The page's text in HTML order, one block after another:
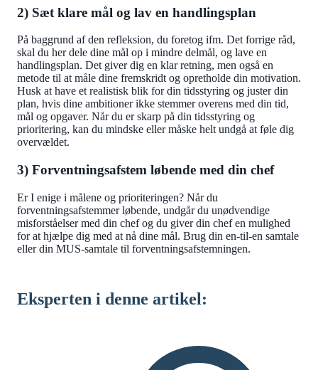
2) Sæt klare mål og lav en handlingsplan
På baggrund af den refleksion, du foretog ifm. Det forrige råd,
skal du her dele dine mål op i mindre delmål, og lave en
handlingsplan. Det giver dig en klar retning, men også en
metode til at måle dine fremskridt og opretholde din motivation.
Husk at have et realistisk blik for din tidsstyring og juster din
plan, hvis dine ambitioner ikke stemmer overens med din tid,
mål og opgaver. Når du er skarp på din tidsstyring og
prioritering, kan du mindske eller måske helt undgå at føle dig
overvældet.
3) Forventningsafstem løbende med din chef
Er I enige i målene og prioriteringen? Når du
forventningsafstemmer løbende, undgår du unødvendige
misforståelser med din chef og du giver din chef en mulighed
for at hjælpe dig med at nå dine mål. Brug din en-til-en samtale
eller din MUS-samtale til forventningsafstemningen.
Eksperten i denne artikel: